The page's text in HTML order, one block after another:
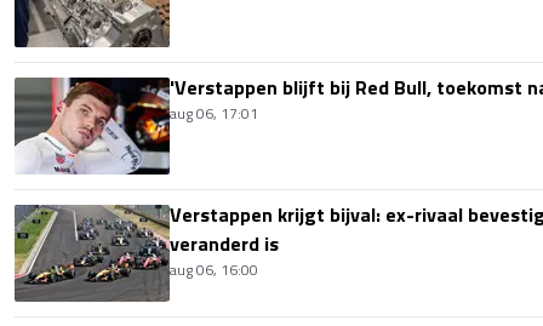
'Verstappen blijft bij Red Bull, toekomst
aug 06, 17:01
Verstappen krijgt bijval: ex-rivaal
veranderd is
aug 06, 16:00